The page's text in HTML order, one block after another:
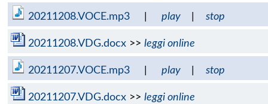
20211208.VOCE.mp3 play stop
20211208.VDG.docx >> leggi online
20211207.VOCE.mp3 play stop
20211207.VDG.docx >> leggi online